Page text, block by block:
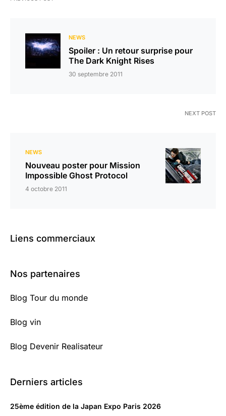
NEWS
Spoiler : Un retour surprise pour
The Dark Knight Rises
30 septembre 2011
NEXT POST
NEWS
Nouveau poster pour Mission
Impossible Ghost Protocol
4 octobre 2011
Liens commerciaux
Nos partenaires
Blog Tour du monde
Blog vin
Blog Devenir Realisateur
Derniers articles
25ème édition de la Japan Expo Paris 2026